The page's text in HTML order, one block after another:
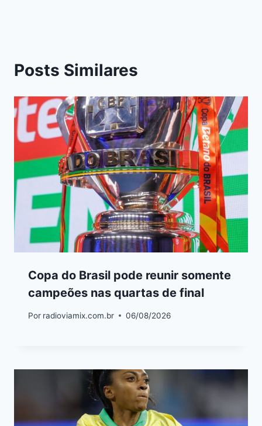
Posts Similares
Copa do Brasil pode reunir somente
campeões nas quartas de final
Por radioviamix.com.br 06/08/2026